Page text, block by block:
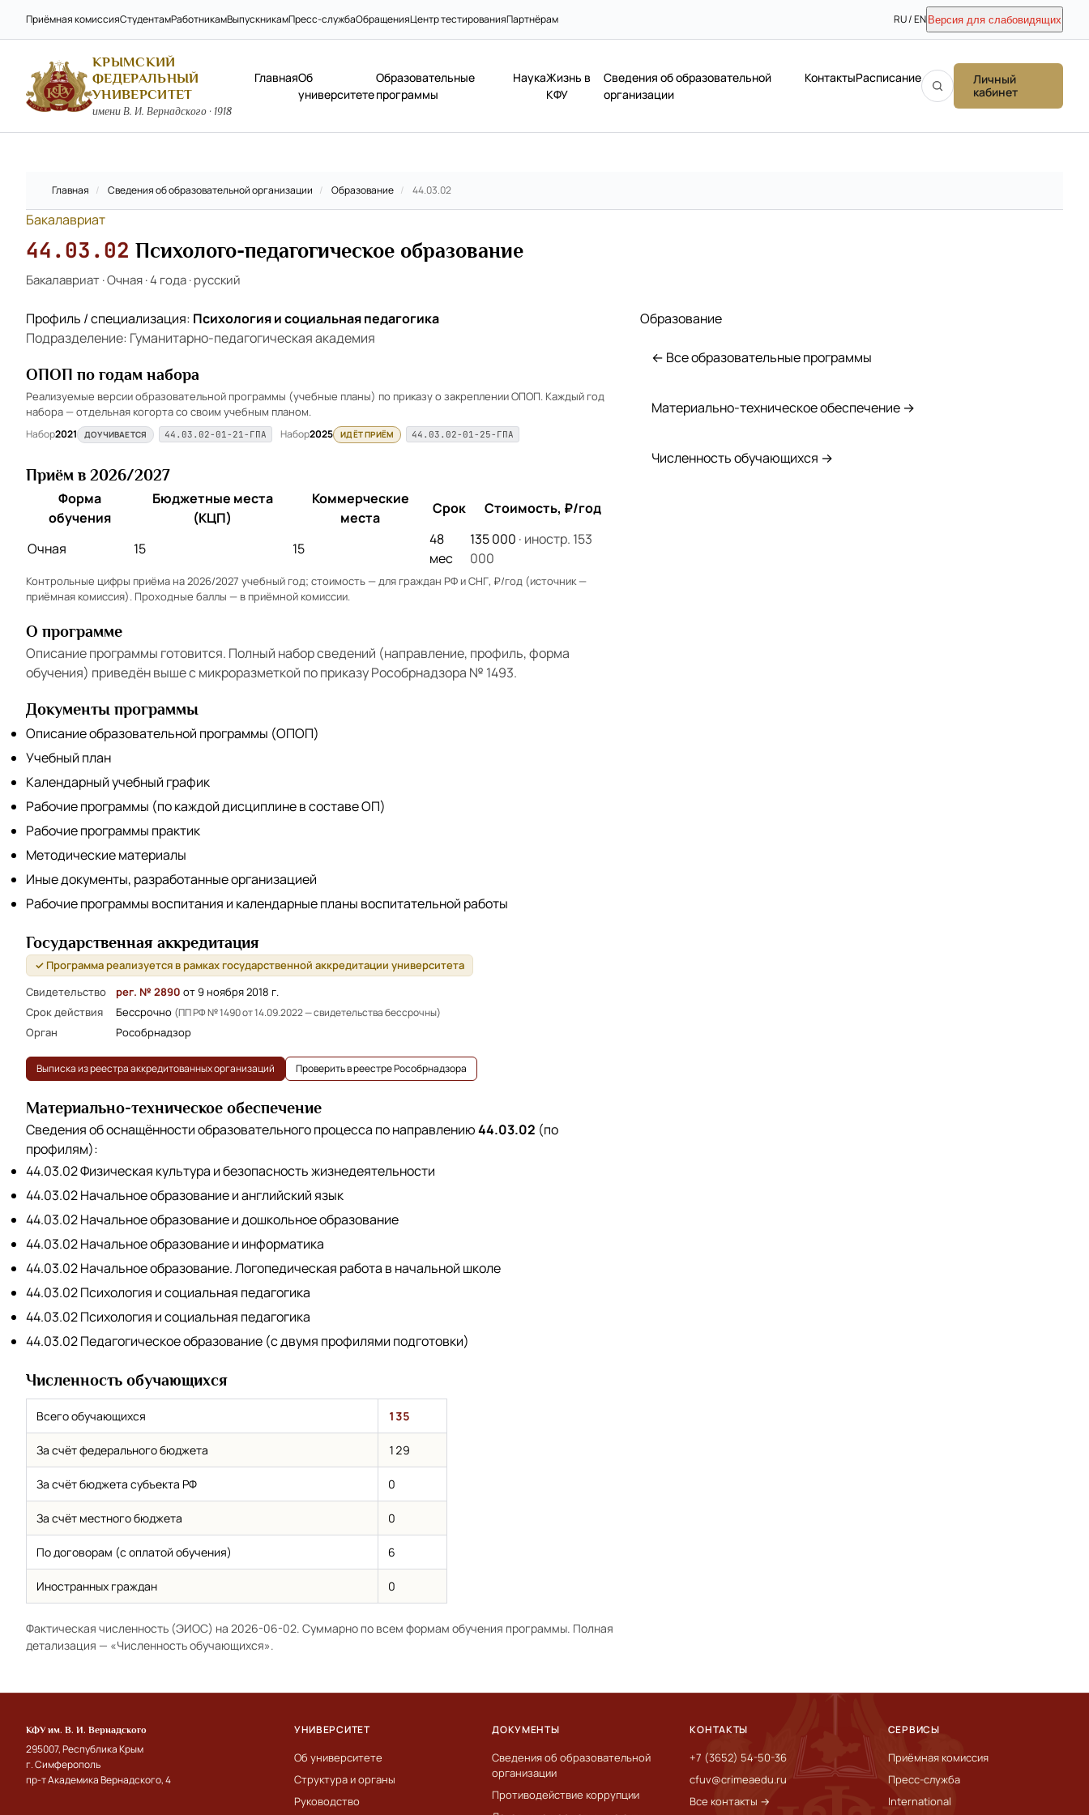
Приёмная комиссияСтудентамРаботникамВыпускникамПресс-службаОбращенияЦентр тестированияПартнёрам RU / EN Версия для слабовидящих
КРЫМСКИЙ
ФЕДЕРАЛЬНЫЙ
УНИВЕРСИТЕТ
имени В. И. Вернадского · 1918
ГлавнаяОб
университете
Образовательные
программы
НаукаЖизнь в
КФУ
Сведения об образовательной
организации
КонтактыРасписание
Личный
кабинет
Главная / Сведения об образовательной организации / Образование / 44.03.02
Бакалавриат
44.03.02 Психолого-педагогическое образование
Бакалавриат·Очная·4 года·русский
Профиль / специализация: Психология и социальная педагогика
Подразделение: Гуманитарно-педагогическая академия
ОПОП по годам набора
Реализуемые версии образовательной программы (учебные планы) по приказу о закреплении ОПОП. Каждый год
набора — отдельная когорта со своим учебным планом.
Набор2021 ДОУЧИВАЕТСЯ 44.03.02-01-21-ГПА Набор2025 ИДЁТ ПРИЁМ 44.03.02-01-25-ГПА
Приём в 2026/2027
Форма
обучения
Бюджетные места
(КЦП)
Коммерческие
места
Срок Стоимость, ₽/год
Очная 15 15
48
мес
135 000 · иностр. 153
000
Контрольные цифры приёма на 2026/2027 учебный год; стоимость — для граждан РФ и СНГ, ₽/год (источник —
приёмная комиссия). Проходные баллы — в приёмной комиссии.
О программе
Описание программы готовится. Полный набор сведений (направление, профиль, форма
обучения) приведён выше с микроразметкой по приказу Рособрнадзора № 1493.
Документы программы
Описание образовательной программы (ОПОП)
Учебный план
Календарный учебный график
Рабочие программы (по каждой дисциплине в составе ОП)
Рабочие программы практик
Методические материалы
Иные документы, разработанные организацией
Рабочие программы воспитания и календарные планы воспитательной работы
Государственная аккредитация
✓ Программа реализуется в рамках государственной аккредитации университета
Свидетельство
рег. № 2890 от 9 ноября 2018 г.
Срок действия
Бессрочно (ПП РФ № 1490 от 14.09.2022 — свидетельства бессрочны)
Орган Рособрнадзор
Выписка из реестра аккредитованных организаций Проверить в реестре Рособрнадзора
Материально-техническое обеспечение
Сведения об оснащённости образовательного процесса по направлению44.03.02 (по
профилям):
44.03.02 Физическая культура и безопасность жизнедеятельности
44.03.02 Начальное образование и английский язык
44.03.02 Начальное образование и дошкольное образование
44.03.02 Начальное образование и информатика
44.03.02 Начальное образование. Логопедическая работа в начальной школе
44.03.02 Психология и социальная педагогика
44.03.02 Психология и социальная педагогика
44.03.02 Педагогическое образование (с двумя профилями подготовки)
Численность обучающихся
Всего обучающихся 135
За счёт федерального бюджета 129
За счёт бюджета субъекта РФ 0
За счёт местного бюджета 0
По договорам (с оплатой обучения) 6
Иностранных граждан 0
Фактическая численность (ЭИОС) на 2026-06-02. Суммарно по всем формам обучения программы. Полная
детализация — «Численность обучающихся».
Образование
← Все образовательные программы
Материально-техническое обеспечение →
Численность обучающихся →
КФУ им. В. И. Вернадского
295007, Республика Крым
г. Симферополь
пр-т Академика Вернадского, 4
УНИВЕРСИТЕТ
Об университете
Структура и органы
Руководство
ДОКУМЕНТЫ
Сведения об образовательной
организации
Противодействие коррупции
КОНТАКТЫ
+7 (3652) 54-50-36
cfuv@crimeaedu.ru
Все контакты →
СЕРВИСЫ
Приёмная комиссия
Пресс-служба
International